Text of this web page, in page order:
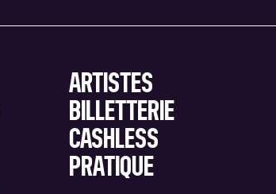
ARTISTES
BILLETTERIE
CASHLESS
PRATIQUE